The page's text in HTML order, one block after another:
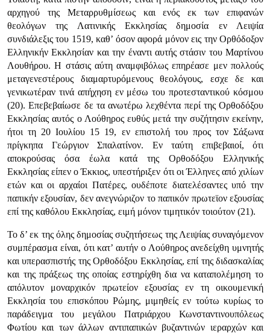
αρχηγού της Μεταρρυθμίσεως και ενός εκ των επιφανών
θεολόγων της Λατινικής Εκκλησίας δημοσία εν Λειψία
συνδιάλεξις του 1519, καθ’ όσον αφορά μόνον εις την Ορθόδοξον
Ελληνικήν Εκκλησίαν και την έναντι αυτής στάσιν του Μαρτίνου
Λουθήρου. Η στάσις αύτη αναμφιβόλως επηρέασε μεν πολλούς
μεταγενεστέρους διαμαρτυρόμενους θεολόγους, εσχε δε και
γενικωτέραν τινά απήχηση εν μέσω του προτεσταντικού κόσμου
(20). Επεβεβαίωσε δε τα ανωτέρω λεχθέντα περί της Ορθοδόξου
Εκκλησίας αυτός ο Λούθηρος ευθύς μετά την συζήτησιν εκείνην,
ήτοι τη 20 Ιουλίου 15 19, εν επιστολή του προς τον Σάξωνα
πρίγκηπα Γεώργιον Σπαλατίνον. Εν ταύτη επιβεβαιοί, ότι
αποκρούσας όσα έωλα κατά της Ορθοδόξου Ελληνικής
Εκκλησίας είπεν ο Έκκιος, υπεστήριξεν ότι οι Έλληνες από χιλίων
ετών και οι αρχαίοι Πατέρες, ουδέποτε διατελέσαντες υπό την
παπικήν εξουσίαν, δεν ανεγνώριζον το παπικόν πρωτεϊον εξουσίας
επί της καθόλου Εκκλησίας, ειμή μόνον τιμητικόν τοιούτον (21).
Το δ’ εκ της όλης δημοσίας συζητήσεως της Λειψίας συναγόμενον
συμπέρασμα είναι, ότι κατ’ αυτήν ο Λούθηρος ανεδείχθη υμνητής
και υπερασπιστής της Ορθοδόξου Εκκλησίας, επί της διδασκαλίας
και της πράξεως της οποίας εστηρίχθη δια να καταπολέμηση το
απόλυτον μοναρχικόν πρωτείον εξουσίας εν τη οικουμενική
Εκκλησία του επισκόπου Ρώμης, μιμηθείς εν τούτω κυρίως το
παράδειγμα του μεγάλου Πατριάρχου Κωνσταντινουπόλεως
Φωτίου και των άλλων αντιπαπικών βυζαντινών ιεραρχών και